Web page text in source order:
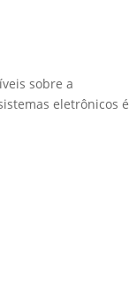
sobre a
eletrônicos é